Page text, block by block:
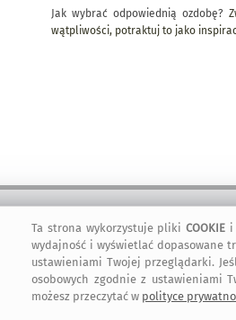
Jak wybrać odpowiednią ozdobę?
wątpliwości, potraktuj to jako
Ta strona wykorzystuje plikiCOOKIE i
wydajność i wyświetlać dopasowane
ustawieniami Twojej przeglądarki.
osobowych zgodnie z ustawieniami
możesz przeczytać w polityce
dołącz do nas informacje